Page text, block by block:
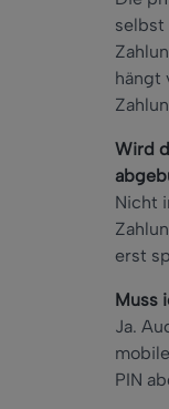
selbst
hängt
Wird
Nicht
erst
Muss
Ja.
PIN